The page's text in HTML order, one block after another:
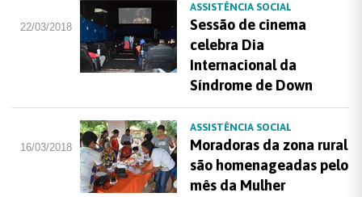
22/03/2018
ASSISTÊNCIA SOCIAL
Sessão de cinema
celebra Dia
Internacional da
Síndrome de Down
16/03/2018
ASSISTÊNCIA SOCIAL
Moradoras da zona rural
são homenageadas pelo
mês da Mulher